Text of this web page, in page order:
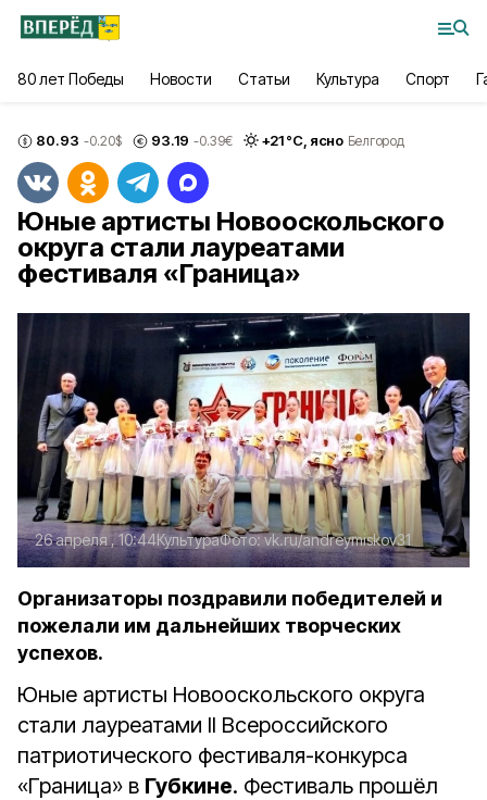
80 лет Победы Новости Статьи Культура Спорт
80.93 -0.20$ 93.19 -0.39€ +21°С, ясно Белгород
Юные артисты Новооскольского
округа стали лауреатами
фестиваля «Граница»
26 апреля , 10:44КультураФото:vk.ru/andreymiskov31
Организаторы поздравили победителей и
пожелали им дальнейших творческих
успехов.
Юные артисты Новооскольского округа
стали лауреатами II Всероссийского
патриотического фестиваля-конкурса
«Граница» в Губкине. Фестиваль прошёл